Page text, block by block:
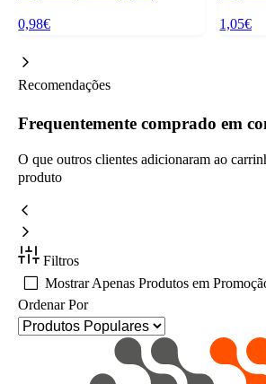
0,98€ 1,05€
Recomendações
Frequentemente comprado em
O que outros clientes adicionaram ao
produto
Filtros
Mostrar Apenas Produtos em
Ordenar Por